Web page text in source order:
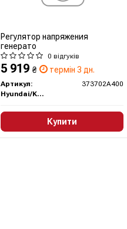
Регулятор напряжения
генерато
0 відгуків
5 919 ₴ термін 3 дн.
Артикул:
373702A400
Hyundai/Kia/Mobis
Купити